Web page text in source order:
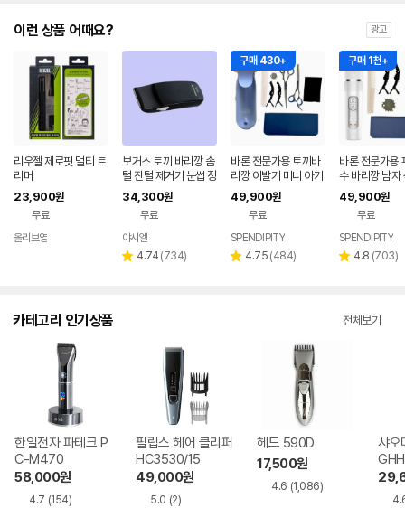
이런 상품 어때요? 광고
리우젤 제로핏 멀티 트
리머
23,900원
무료
올리브영
보거스 토끼 바리깡 솜
털 잔털 제거기 눈썹 정
리 클리퍼 유아 이발기
블랙 핑크
34,300원
무료
야시엘
별 4.74 리
(734)
구매 430+
바론 전문가용 토끼바
리깡 이발기 미니 아기
삭발 미용실바리깡 셀
프이발 메탈블루 세트
49,900원
무료
SPENDIPITY
별 4.75 리
(484)
구매 1천+
바론 전문가용
수 바리깡 남자
이트 세트
49,900원
무료
SPENDIPITY
별 4.8 리
(703)
카테고리 인기상품 전체보기
한일전자 파테크 P
C-M470
58,000원
4.7 (154)
필립스 헤어 클리퍼
HC3530/15
49,000원
5.0 (2)
헤드 590D
17,500원
4.6 (1,086)
샤오